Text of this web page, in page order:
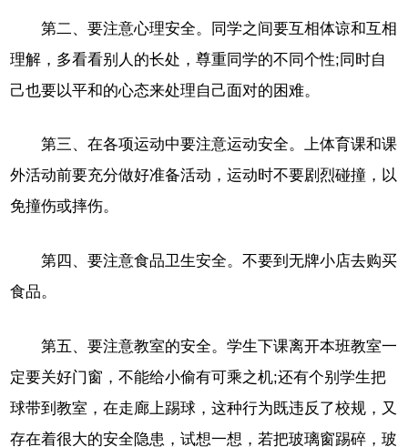
第二、要注意心理安全。同学之间要互相体谅和互相
理解，多看看别人的长处，尊重同学的不同个性;同时自
己也要以平和的心态来处理自己面对的困难。
第三、在各项运动中要注意运动安全。上体育课和课
外活动前要充分做好准备活动，运动时不要剧烈碰撞，以
免撞伤或摔伤。
第四、要注意食品卫生安全。不要到无牌小店去购买
食品。
第五、要注意教室的安全。学生下课离开本班教室一
定要关好门窗，不能给小偷有可乘之机;还有个别学生把
球带到教室，在走廊上踢球，这种行为既违反了校规，又
存在着很大的安全隐患，试想一想，若把玻璃窗踢碎，玻